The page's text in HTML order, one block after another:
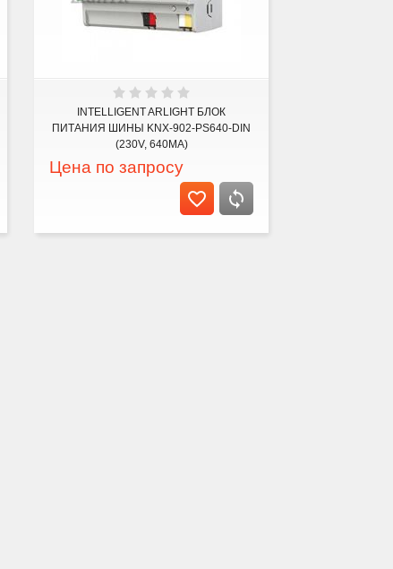
INTELLIGENT ARLIGHT БЛОК
ПИТАНИЯ ШИНЫ KNX-902-PS640-DIN
(230V, 640MA)
Цена по запросу